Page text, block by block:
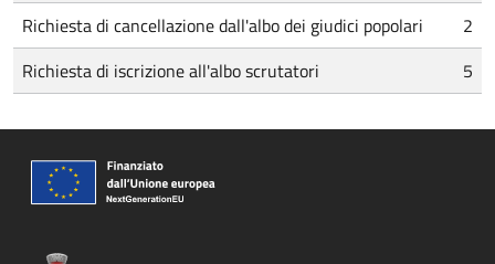
Richiesta di cancellazione dall'albo dei giudici popolari
2
Richiesta di iscrizione all'albo scrutatori
5